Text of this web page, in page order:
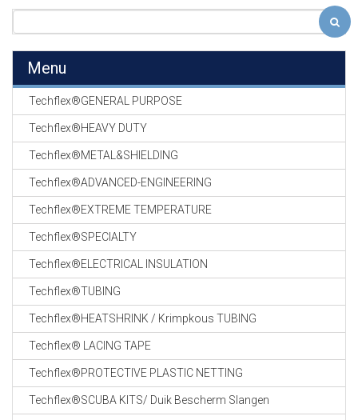
Menu
Techflex®GENERAL PURPOSE
Techflex®HEAVY DUTY
Techflex®METAL&SHIELDING
Techflex®ADVANCED-ENGINEERING
Techflex®EXTREME TEMPERATURE
Techflex®SPECIALTY
Techflex®ELECTRICAL INSULATION
Techflex®TUBING
Techflex®HEATSHRINK / Krimpkous TUBING
Techflex® LACING TAPE
Techflex®PROTECTIVE PLASTIC NETTING
Techflex®SCUBA KITS/ Duik Bescherm Slangen